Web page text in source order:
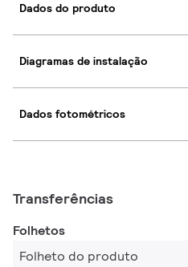
Dados do produto
Diagramas de instalação
Dados fotométricos
Transferências
Folhetos
Folheto do produto